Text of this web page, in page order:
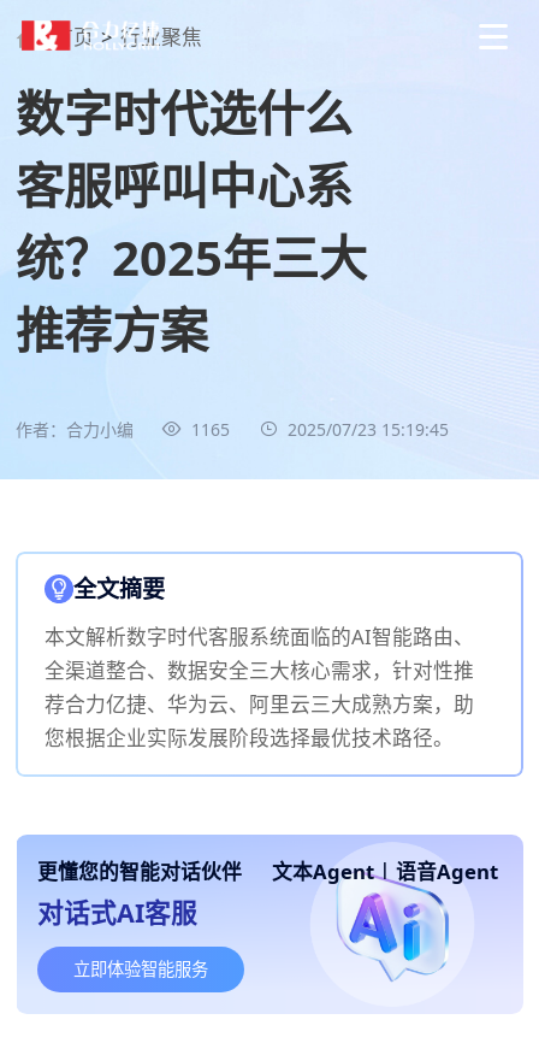
首页 > 行业聚焦
数字时代选什么
客服呼叫中心系
统？2025年三大
推荐方案
作者：合力小编 1165 2025/07/23 15:19:45
全文摘要
本文解析数字时代客服系统面临的AI智能路由、
全渠道整合、数据安全三大核心需求，针对性推
荐合力亿捷、华为云、阿里云三大成熟方案，助
您根据企业实际发展阶段选择最优技术路径。
更懂您的智能对话伙伴 文本Agent | 语音Agent
对话式AI客服
立即体验智能服务